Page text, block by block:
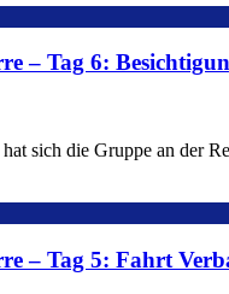
– Tag 6:
sich die Gruppe an der
– Tag 5: Fahrt